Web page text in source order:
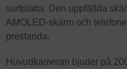
surfplatta. Den uppfällda
AMOLED‑skärm och
prestanda.
Huvudkameran bjuder på